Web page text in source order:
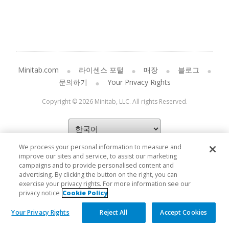
Minitab.com 라이센스 포털 매장
블로그
문의하기
Your Privacy Rights
Copyright © 2026 Minitab, LLC. All rights Reserved.
We process your personal information to measure and
improve our sites and service, to assist our marketing
campaigns and to provide personalised content and
advertising. By clicking the button on the right, you can
exercise your privacy rights. For more information see our
privacy notice Cookie Policy
Your Privacy Rights Reject All Accept Cookies